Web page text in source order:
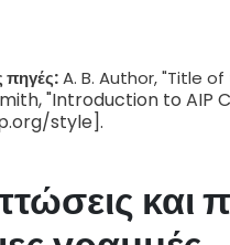
πηγές:A. B. Author, "Title of
"Introduction to AIP
style].
και